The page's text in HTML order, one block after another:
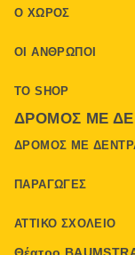
Ο ΧΏΡΟΣ
ΟΙ ΆΝΘΡΩΠΟΙ
ΤΟ SHOP
ΔΡΌΜΟΣ ΜΕ
ΔΡΌΜΟΣ ΜΕ
ΠΑΡΑΓΩΓΈΣ
ΑΤΤΙΚΌ ΣΧΟΛΕΊΟ